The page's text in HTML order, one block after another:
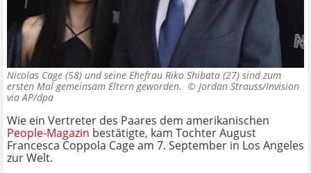
Nicolas Cage (58) und seine Ehefrau Riko Shibata (27) sind zum
ersten Mal gemeinsam Eltern geworden. © Jordan Strauss/Invision
via AP/dpa
Wie ein Vertreter des Paares dem amerikanischen
People-Magazin bestätigte, kam Tochter August
Francesca Coppola Cage am 7. September in Los Angeles
zur Welt.